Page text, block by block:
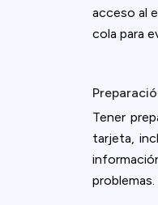
acceso al
cola para
Tener
tarjeta,